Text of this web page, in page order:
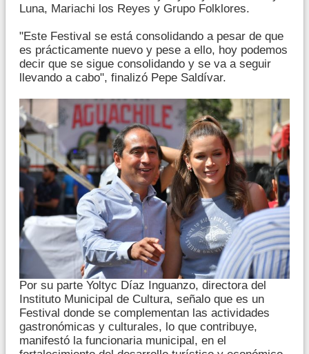
Luna, Mariachi los Reyes y Grupo Folklores.
"Este Festival se está consolidando a pesar de que
es prácticamente nuevo y pese a ello, hoy podemos
decir que se sigue consolidando y se va a seguir
llevando a cabo", finalizó Pepe Saldívar.
Por su parte Yoltyc Díaz Inguanzo, directora del
Instituto Municipal de Cultura, señalo que es un
Festival donde se complementan las actividades
gastronómicas y culturales, lo que contribuye,
manifestó la funcionaria municipal, en el